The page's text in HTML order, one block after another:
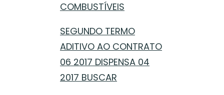
COMBUSTÍVEIS
SEGUNDO TERMO
ADITIVO AO CONTRATO
06 2017 DISPENSA 04
2017 BUSCAR